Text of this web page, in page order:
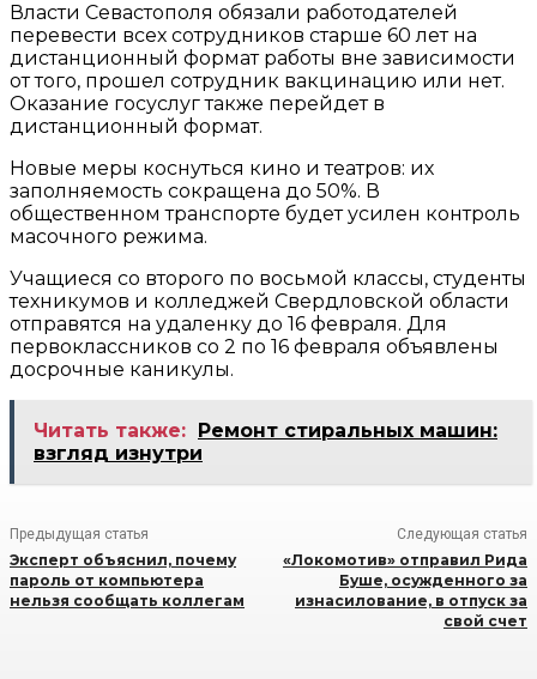
Власти Севастополя обязали работодателей
перевести всех сотрудников старше 60 лет на
дистанционный формат работы вне зависимости
от того, прошел сотрудник вакцинацию или нет.
Оказание госуслуг также перейдет в
дистанционный формат.
Новые меры коснуться кино и театров: их
заполняемость сокращена до 50%. В
общественном транспорте будет усилен контроль
масочного режима.
Учащиеся со второго по восьмой классы, студенты
техникумов и колледжей Свердловской области
отправятся на удаленку до 16 февраля. Для
первоклассников со 2 по 16 февраля объявлены
досрочные каникулы.
Читать также: Ремонт стиральных машин:
взгляд изнутри
Предыдущая статья
Эксперт объяснил, почему
пароль от компьютера
нельзя сообщать коллегам
Следующая статья
«Локомотив» отправил Рида
Буше, осужденного за
изнасилование, в отпуск за
свой счет